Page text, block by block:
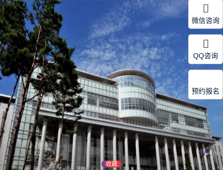
收藏
微信咨询
QQ咨询
预约报名